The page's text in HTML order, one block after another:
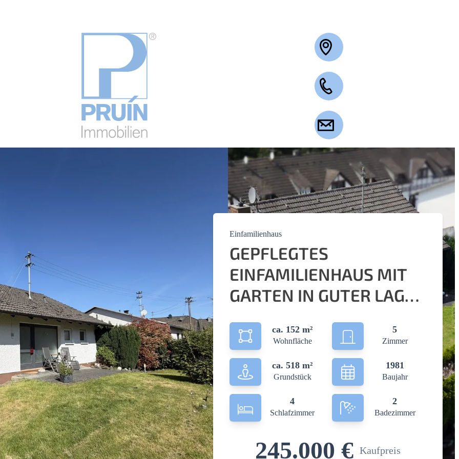
+49 2263 3003
Einfamilienhaus
GEPFLEGTES
EINFAMILIENHAUS MIT
GARTEN IN GUTER LAGE,
BETZDORF!
ca. 152 m²
Wohnfläche
5
Zimmer
ca. 518 m²
Grundstück
1981
Baujahr
4
Schlafzimmer
2
Badezimmer
245.000 € Kaufpreis